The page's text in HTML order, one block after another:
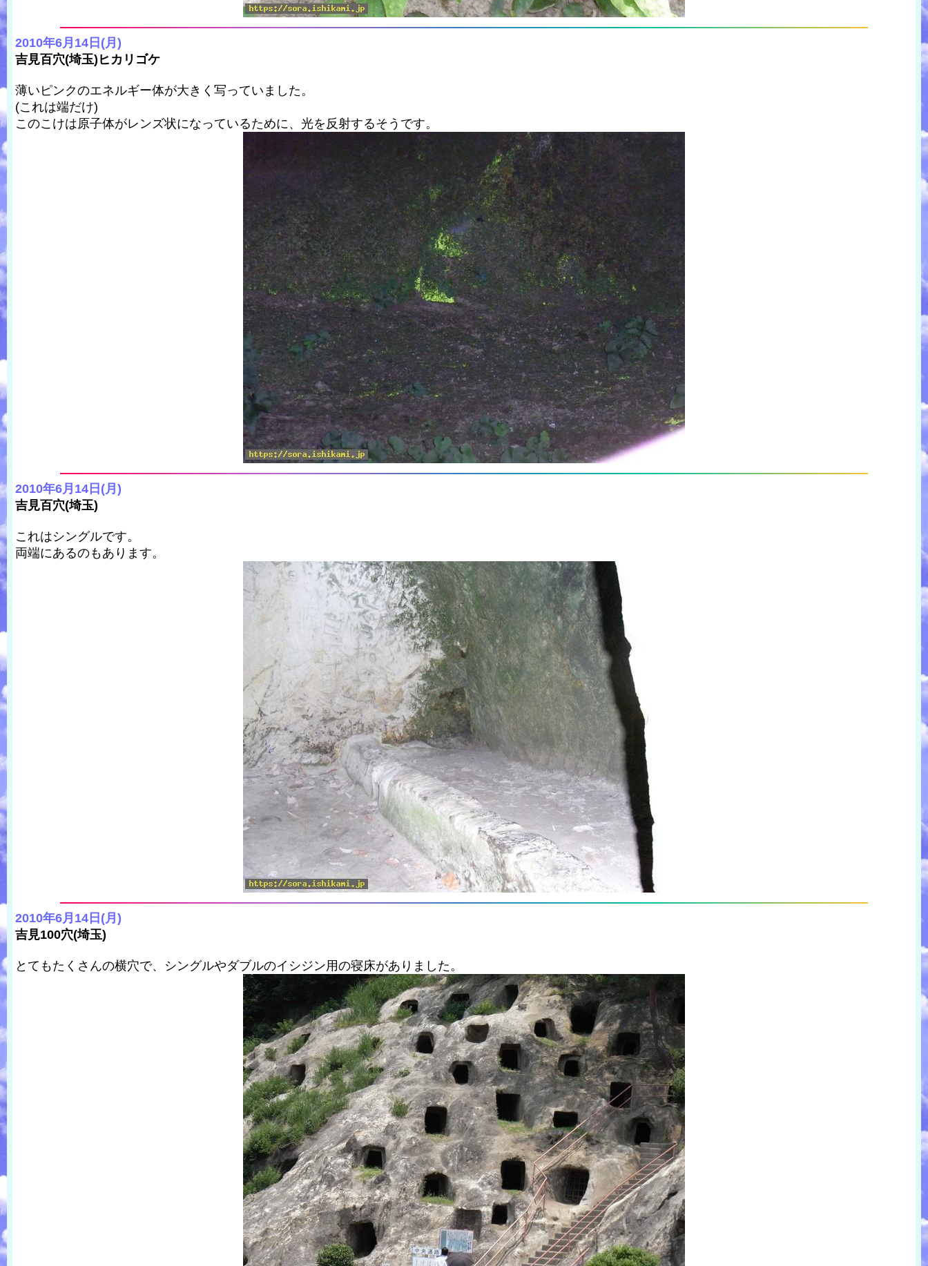
2010年6月14日(月)
吉見百穴(埼玉)ヒカリゴケ
薄いピンクのエネルギー体が大きく写っていました。
(これは端だけ)
このこけは原子体がレンズ状になっているために、光を反射するそうです。
2010年6月14日(月)
吉見百穴(埼玉)
これはシングルです。
両端にあるのもあります。
2010年6月14日(月)
吉見100穴(埼玉)
とてもたくさんの横穴で、シングルやダブルのイシジン用の寝床がありました。